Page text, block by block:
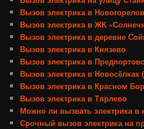
Вызов электрика в
Вызов электрика в ЖК
Вызов электрика в деревне
Вызов электрика в Князево
Вызов электрика в
Вызов электрика в Новосёлках
Вызов электрика в Красном
Вызов электрика в Тярлево
Можно ли вызвать электрика в
Срочный вызов электрика на